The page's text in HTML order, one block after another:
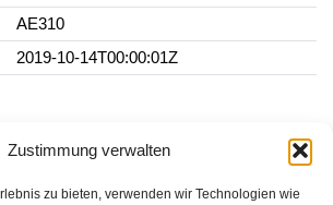
Zustimmung verwalten
zu bieten, verwenden wir Technologien wie
AE310
2019-10-14T00:00:01Z